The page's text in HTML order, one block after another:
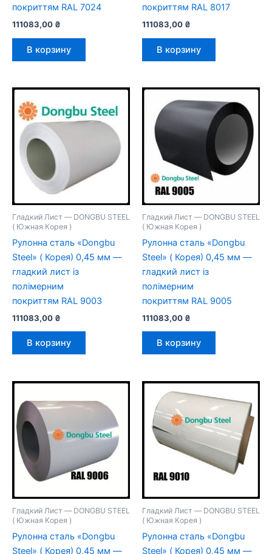
покриттям RAL 7024
111083,00 ₴
В корзину
покриттям RAL 8017
111083,00 ₴
В корзину
Гладкий Лист — DONGBU STEEL
( Южная Корея )
Рулонна сталь «Dongbu
Steel» ( Корея) 0,45 мм —
гладкий лист із
полімерним
покриттям RAL 9003
111083,00 ₴
В корзину
Гладкий Лист — DONGBU STEEL
( Южная Корея )
Рулонна сталь «Dongbu
Steel» ( Корея) 0,45 мм —
гладкий лист із
полімерним
покриттям RAL 9005
111083,00 ₴
В корзину
Гладкий Лист — DONGBU STEEL
( Южная Корея )
Рулонна сталь «Dongbu
Steel» ( Корея) 0,45 мм —
Гладкий Лист — DONGBU STEEL
( Южная Корея )
Рулонна сталь «Dongbu
Steel» ( Корея) 0,45 мм —